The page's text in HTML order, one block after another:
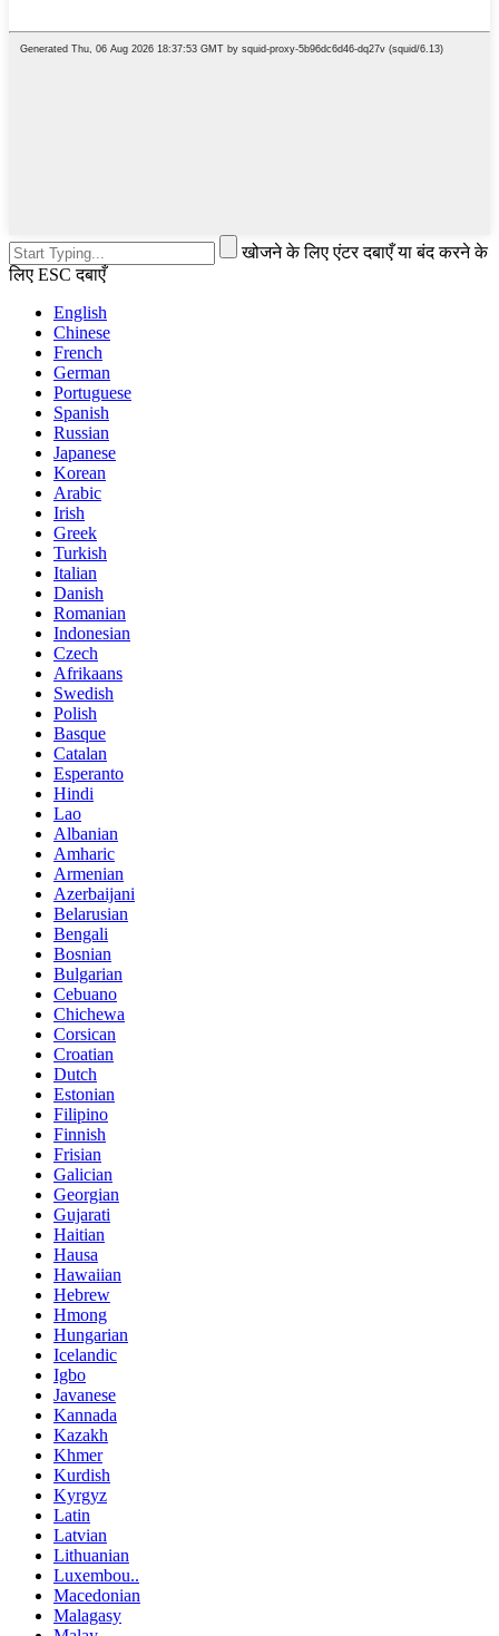
खोजने के लिए एंटर दबाएँ या बंद करने के
लिए ESC दबाएँ
English
Chinese
French
German
Portuguese
Spanish
Russian
Japanese
Korean
Arabic
Irish
Greek
Turkish
Italian
Danish
Romanian
Indonesian
Czech
Afrikaans
Swedish
Polish
Basque
Catalan
Esperanto
Hindi
Lao
Albanian
Amharic
Armenian
Azerbaijani
Belarusian
Bengali
Bosnian
Bulgarian
Cebuano
Chichewa
Corsican
Croatian
Dutch
Estonian
Filipino
Finnish
Frisian
Galician
Georgian
Gujarati
Haitian
Hausa
Hawaiian
Hebrew
Hmong
Hungarian
Icelandic
Igbo
Javanese
Kannada
Kazakh
Khmer
Kurdish
Kyrgyz
Latin
Latvian
Lithuanian
Luxembou..
Macedonian
Malagasy